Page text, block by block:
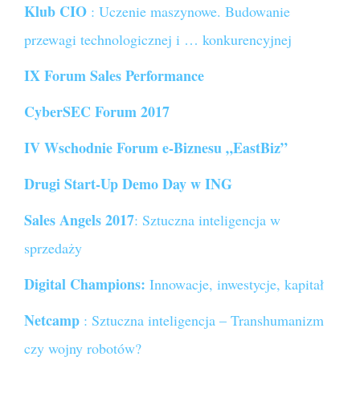
Klub CIO : Uczenie maszynowe. Budowanie
przewagi technologicznej i … konkurencyjnej
IX Forum Sales Performance
CyberSEC Forum 2017
IV Wschodnie Forum e-Biznesu „EastBiz”
Drugi Start-Up Demo Day w ING
Sales Angels 2017: Sztuczna inteligencja w
sprzedaży
Digital Champions: Innowacje, inwestycje, kapitał
Netcamp : Sztuczna inteligencja – Transhumanizm
czy wojny robotów?